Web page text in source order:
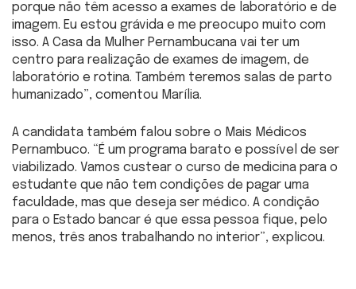
porque não têm acesso a exames de laboratório e de
imagem. Eu estou grávida e me preocupo muito com
isso. A Casa da Mulher Pernambucana vai ter um
centro para realização de exames de imagem, de
laboratório e rotina. Também teremos salas de parto
humanizado”, comentou Marília.
A candidata também falou sobre o Mais Médicos
Pernambuco. “É um programa barato e possível de ser
viabilizado. Vamos custear o curso de medicina para o
estudante que não tem condições de pagar uma
faculdade, mas que deseja ser médico. A condição
para o Estado bancar é que essa pessoa fique, pelo
menos, três anos trabalhando no interior”, explicou.